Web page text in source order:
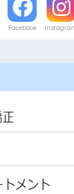
Facebook